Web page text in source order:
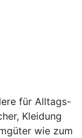
für Alltags-
Kleidung
wie zum